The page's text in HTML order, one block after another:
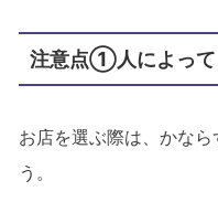
注意点①人によって
お店を選ぶ際は、かな
う。